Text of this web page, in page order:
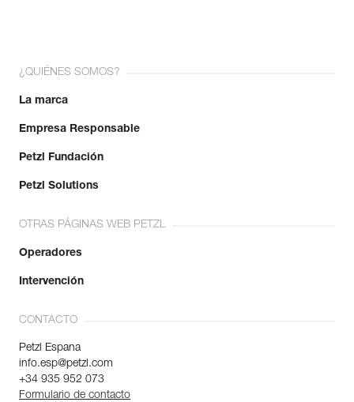
¿QUIÉNES SOMOS?
La marca
Empresa Responsable
Petzl Fundación
Petzl Solutions
OTRAS PÁGINAS WEB PETZL
Operadores
Intervención
CONTACTO
Petzl Espana
info.esp@petzl.com
+34 935 952 073
Formulario de contacto